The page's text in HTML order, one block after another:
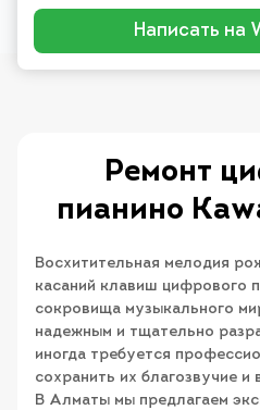
Написать на
Ремонт
пианино
Восхитительная мелодия
касаний клавиш цифрового
сокровища музыкального
надежным и тщательно
иногда требуется
сохранить их благозвучие и
В Алматы мы предлагаем